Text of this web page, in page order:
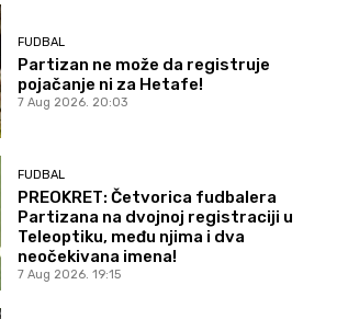
FUDBAL
Partizan ne može da registruje
pojačanje ni za Hetafe!
7 Aug 2026. 20:03
FUDBAL
PREOKRET: Četvorica fudbalera
Partizana na dvojnoj registraciji u
Teleoptiku, među njima i dva
neočekivana imena!
7 Aug 2026. 19:15